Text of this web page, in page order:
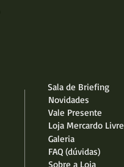
Sala de Briefing
Novidades
Vale Presente
Loja Mercardo Livre
Galeria
FAQ (dúvidas)
Sobre a Loja